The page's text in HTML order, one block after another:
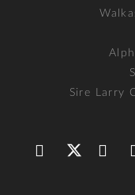
Sire Larry